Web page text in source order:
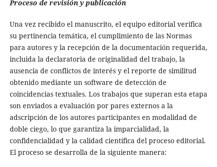
Proceso de revisión y publicación
Una vez recibido el manuscrito, el equipo editorial verifica
su pertinencia temática, el cumplimiento de las Normas
para autores y la recepción de la documentación requerida,
incluida la declaratoria de originalidad del trabajo, la
ausencia de conflictos de interés y el reporte de similitud
obtenido mediante un software de detección de
coincidencias textuales. Los trabajos que superan esta etapa
son enviados a evaluación por pares externos a la
adscripción de los autores participantes en modalidad de
doble ciego, lo que garantiza la imparcialidad, la
confidencialidad y la calidad científica del proceso editorial.
El proceso se desarrolla de la siguiente manera: